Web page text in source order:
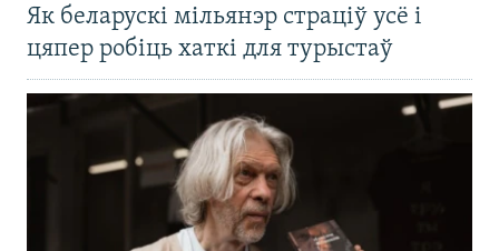
Як беларускі мільянэр страціў усё і
цяпер робіць хаткі для турыстаў